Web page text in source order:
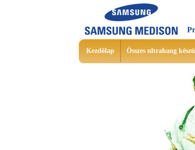
Kezdőlap Összes ultrahang